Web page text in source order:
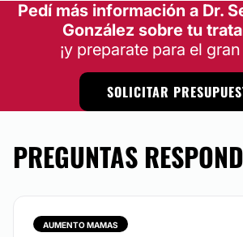
Pedí más información a Dr.
González sobre tu
¡y preparate para el
SOLICITAR
PREGUNTAS
AUMENTO MAMAS